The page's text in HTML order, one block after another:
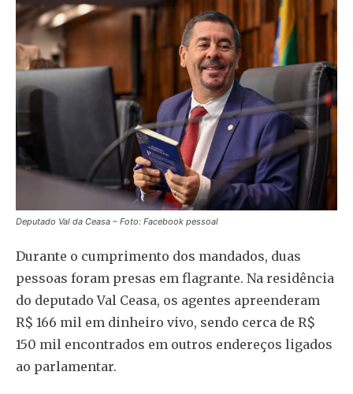
Deputado Val da Ceasa – Foto: Facebook pessoal
Durante o cumprimento dos mandados, duas
pessoas foram presas em flagrante. Na residência
do deputado Val Ceasa, os agentes apreenderam
R$ 166 mil em dinheiro vivo, sendo cerca de R$
150 mil encontrados em outros endereços ligados
ao parlamentar.